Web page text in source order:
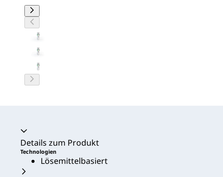
Akkordeon zusammengeklappt
Details zum Produkt
Technologien
Lösemittelbasiert